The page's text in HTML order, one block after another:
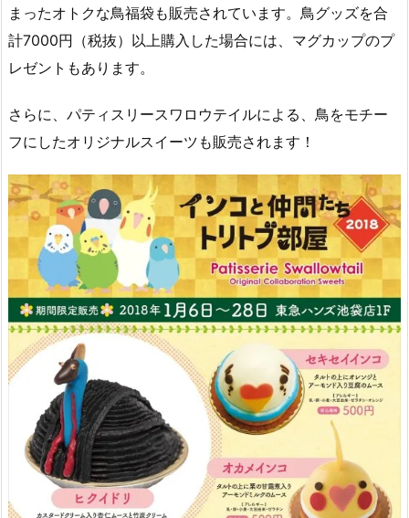
まったオトクな鳥福袋も販売されています。鳥グッズを合
計7000円（税抜）以上購入した場合には、マグカップのプ
レゼントもあります。
さらに、パティスリースワロウテイルによる、鳥をモチー
フにしたオリジナルスイーツも販売されます！